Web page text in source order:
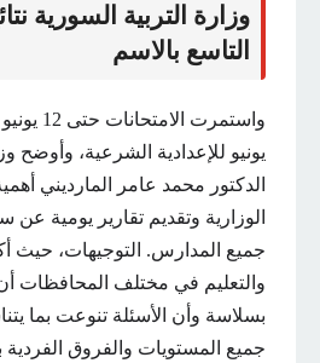
وزارة التربية السورية
التاسع بالاسم
يونيو للإعدادية الشرعية، وأوضح
الدكتور محمد عامر المارديني
الوزارية وتقديم تقارير يومية عن
جميع المدارس. التوجيهات، حيث
والتعليم في مختلف المحافظات
بسلاسة وأن الأسئلة تنوعت بما
جميع المستويات والفروق الفردية